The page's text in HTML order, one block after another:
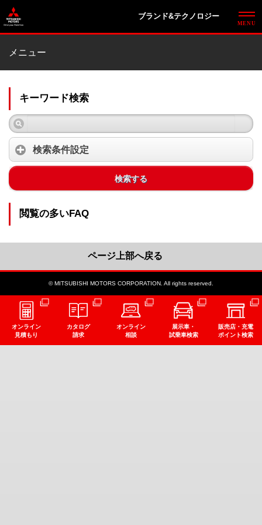
ブランド&テクノロジー
メニュー
キーワード検索
検索条件設定
検索する
閲覧の多いFAQ
ページ上部へ戻る
© MITSUBISHI MOTORS CORPORATION. All rights reserved.
オンライン
見積もり
カタログ
請求
オンライン
相談
展示車・
試乗車検索
販売店・充電
ポイント検索